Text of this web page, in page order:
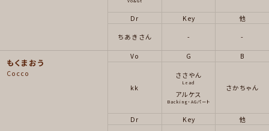
Dr
ちあきさん
Key
-
他
-
もくまおう
Cocco
Vo
kk
G
ささやん
Lead
アルケス
Backing・AGパート
B
さかちゃん
Dr Key 他